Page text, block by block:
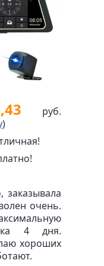
руб.
)
заказывала
очень.
4 дня.
хороших